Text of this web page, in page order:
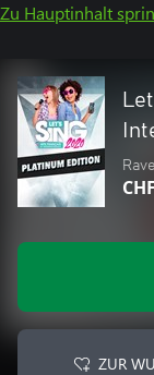
Zu Hauptinhalt
ZUR